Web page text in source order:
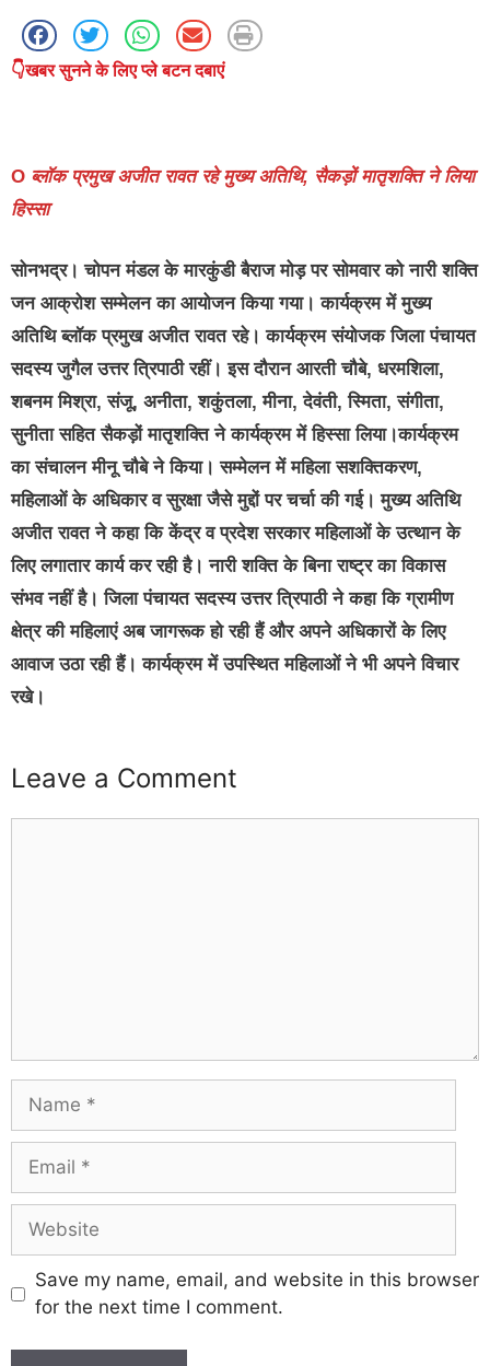
👇खबर सुनने के लिए प्ले बटन दबाएं
O ब्लॉक प्रमुख अजीत रावत रहे मुख्य अतिथि, सैकड़ों मातृशक्ति ने लिया
हिस्सा
सोनभद्र। चोपन मंडल के मारकुंडी बैराज मोड़ पर सोमवार को नारी शक्ति
जन आक्रोश सम्मेलन का आयोजन किया गया। कार्यक्रम में मुख्य
अतिथि ब्लॉक प्रमुख अजीत रावत रहे। कार्यक्रम संयोजक जिला पंचायत
सदस्य जुगैल उत्तर त्रिपाठी रहीं। इस दौरान आरती चौबे, धरमशिला,
शबनम मिश्रा, संजू, अनीता, शकुंतला, मीना, देवंती, स्मिता, संगीता,
सुनीता सहित सैकड़ों मातृशक्ति ने कार्यक्रम में हिस्सा लिया।कार्यक्रम
का संचालन मीनू चौबे ने किया। सम्मेलन में महिला सशक्तिकरण,
महिलाओं के अधिकार व सुरक्षा जैसे मुद्दों पर चर्चा की गई। मुख्य अतिथि
अजीत रावत ने कहा कि केंद्र व प्रदेश सरकार महिलाओं के उत्थान के
लिए लगातार कार्य कर रही है। नारी शक्ति के बिना राष्ट्र का विकास
संभव नहीं है। जिला पंचायत सदस्य उत्तर त्रिपाठी ने कहा कि ग्रामीण
क्षेत्र की महिलाएं अब जागरूक हो रही हैं और अपने अधिकारों के लिए
आवाज उठा रही हैं। कार्यक्रम में उपस्थित महिलाओं ने भी अपने विचार
रखे।
Leave a Comment
Save my name, email, and website in this browser
for the next time I comment.